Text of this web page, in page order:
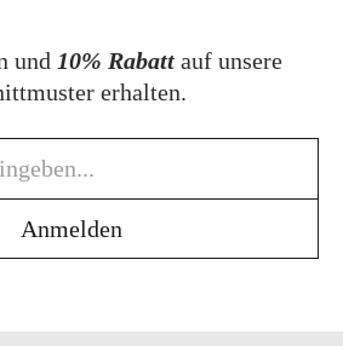
und 10% Rabatt auf unsere
erhalten.